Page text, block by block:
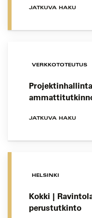
JATKUVA HAKU
VERKKOTOTEUTUS
JATKUVA HAKU
HELSINKI
Kokki |
perustutkinto